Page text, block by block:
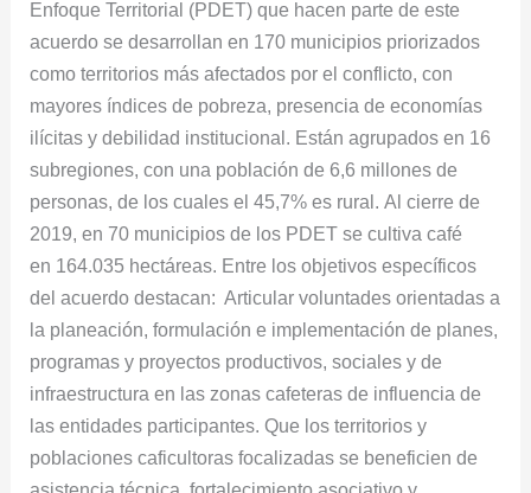
Enfoque Territorial (PDET) que hacen parte de este
acuerdo se desarrollan en 170 municipios priorizados
como territorios más afectados por el conflicto, con
mayores índices de pobreza, presencia de economías
ilícitas y debilidad institucional. Están agrupados en 16
subregiones, con una población de 6,6 millones de
personas, de los cuales el 45,7% es rural. Al cierre de
2019, en 70 municipios de los PDET se cultiva café
en 164.035 hectáreas. Entre los objetivos específicos
del acuerdo destacan: Articular voluntades orientadas a
la planeación, formulación e implementación de planes,
programas y proyectos productivos, sociales y de
infraestructura en las zonas cafeteras de influencia de
las entidades participantes. Que los territorios y
poblaciones caficultoras focalizadas se beneficien de